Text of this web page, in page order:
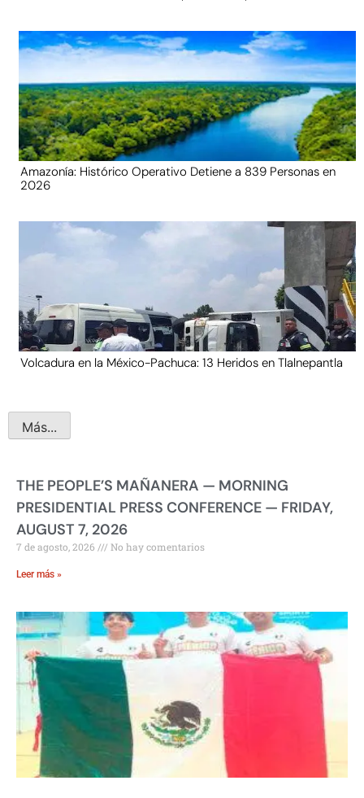
Amazonía: Histórico Operativo Detiene a 839 Personas en
2026
Volcadura en la México-Pachuca: 13 Heridos en Tlalnepantla
Más...
THE PEOPLE’S MAÑANERA — MORNING
PRESIDENTIAL PRESS CONFERENCE — FRIDAY,
AUGUST 7, 2026
7 de agosto, 2026 No hay comentarios
Leer más »